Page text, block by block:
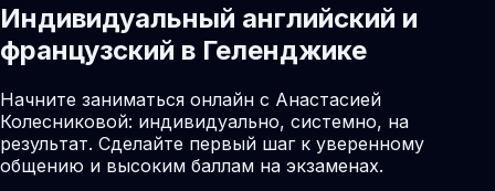
Индивидуальный английский и
французский в Геленджике
Начните заниматься онлайн с Анастасией
Колесниковой: индивидуально, системно, на
результат. Сделайте первый шаг к уверенному
общению и высоким баллам на экзаменах.